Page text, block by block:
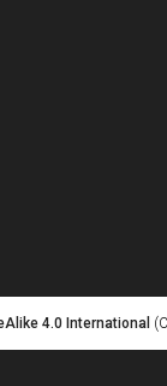
4.0 International